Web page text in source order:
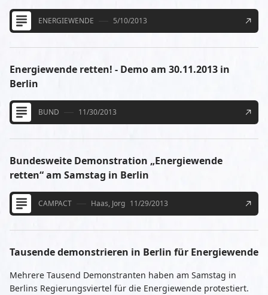
ENERGIEWENDE 5/10/2013
Energiewende retten! - Demo am 30.11.2013 in
Berlin
BUND 11/30/2013
Bundesweite Demonstration „Energiewende
retten“ am Samstag in Berlin
CAMPACT Haas, Jorg 11/29/2013
Tausende demonstrieren in Berlin für Energiewende
Mehrere Tausend Demonstranten haben am Samstag in
Berlins Regierungsviertel für die Energiewende protestiert.